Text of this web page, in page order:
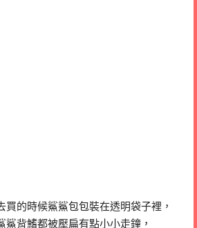
買的時候鯊鯊包包裝在透明袋子裡，
鯊背鰭都被壓扁有點小小走鐘，